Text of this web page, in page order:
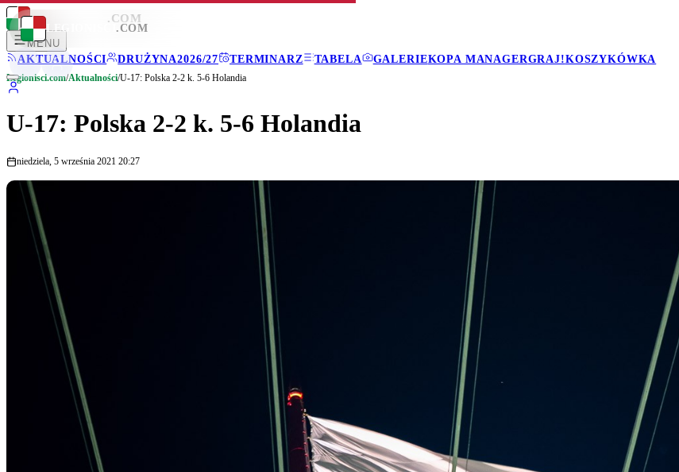
LEGIONISCI .COM
MENU
AKTUALNOŚCI
DRUŻYNA2026/27 TERMINARZ TABELA GALERIEKOPA MANAGERGRAJ!KOSZYKÓWKA
LEGIONISCI .COM
Legionisci.com/Aktualności/U-17: Polska 2-2 k. 5-6 Holandia
U-17: Polska 2-2 k. 5-6 Holandia
niedziela, 5 września 2021 20:27